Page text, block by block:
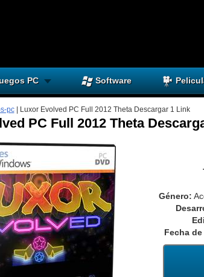
PC Software
pc| Luxor Evolved PC Full 2012 Theta Descargar 1 Link
PC Full 2012 Theta
Género:
Fecha